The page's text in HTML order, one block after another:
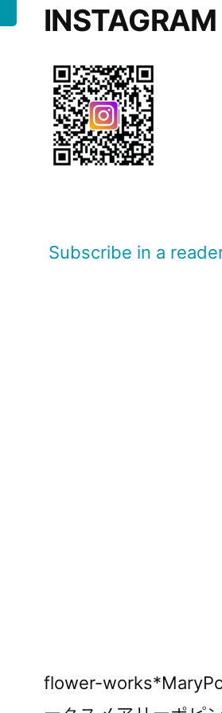
INSTAGRAM
Subscribe in a
flower-